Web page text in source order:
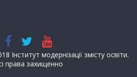
Інститут модернізації змісту освіти.
права захищенно